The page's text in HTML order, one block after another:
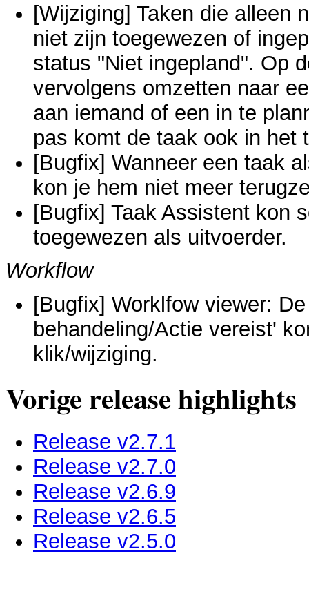
[Wijziging] Taken die alleen
niet zijn toegewezen of
status "Niet ingepland". Op
vervolgens omzetten naar
aan iemand of een in te
pas komt de taak ook in het
[Bugfix] Wanneer een taak
kon je hem niet meer
[Bugfix] Taak Assistent kon
toegewezen als uitvoerder.
Workflow
[Bugfix] Worklfow viewer:
behandeling/Actie vereist'
klik/wijziging.
Vorige release highlights
Release v2.7.1
Release v2.7.0
Release v2.6.9
Release v2.6.5
Release v2.5.0